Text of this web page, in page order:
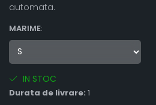
automata.
MARIME:
IN STOC
Durata de livrare: 1